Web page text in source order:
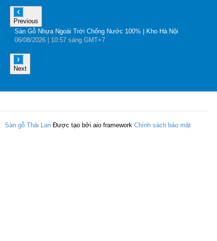
Previous
Sàn Gỗ Nhựa Ngoài Trời Chống Nước 100% | Kho Hà Nội
06/08/2026 | 10:57 sáng GMT+7
Next
Sàn gỗ Thái Lan Được tạo bởi aio framework Chính sách bảo mật